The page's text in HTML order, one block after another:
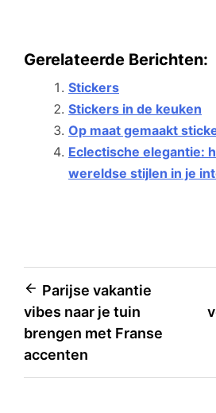
Gerelateerde Berichten:
Stickers
Stickers in de keuken
Op maat gemaakt
Eclectische elegantie:
wereldse stijlen in je
Bericht
navigatie
Parijse vakantie
vibes naar je tuin
brengen met Franse
accenten